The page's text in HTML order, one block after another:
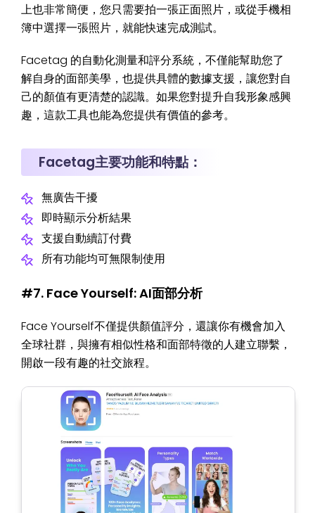
上也非常簡便，您只需要拍一張正面照片，或從手機相
簿中選擇一張照片，就能快速完成測試。
Facetag 的自動化測量和評分系統，不僅能幫助您了
解自身的面部美學，也提供具體的數據支援，讓您對自
己的顏值有更清楚的認識。如果您對提升自我形象感興
趣，這款工具也能為您提供有價值的參考。
Facetag主要功能和特點：
無廣告干擾
即時顯示分析結果
支援自動續訂付費
所有功能均可無限制使用
#7. Face Yourself: AI面部分析
Face Yourself不僅提供顏值評分，還讓你有機會加入
全球社群，與擁有相似性格和面部特徵的人建立聯繫，
開啟一段有趣的社交旅程。